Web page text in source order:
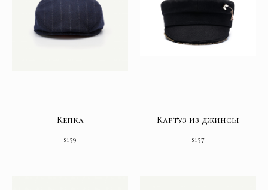
Кепка
$159
Картуз из джинсы
$157